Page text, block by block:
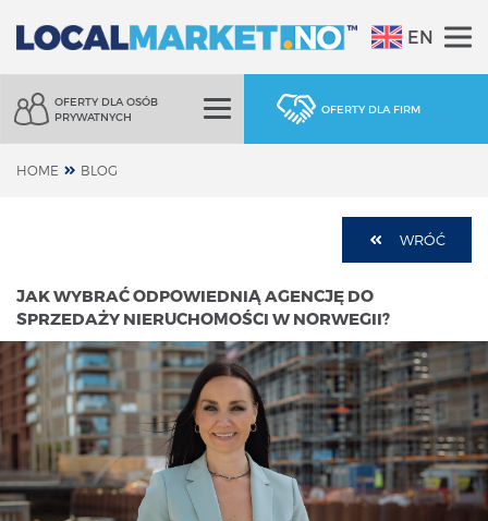
EN
OFERTY DLA OSÓB
PRYWATNYCH
OFERTY DLA FIRM
HOME BLOG
WRÓĆ
JAK WYBRAĆ ODPOWIEDNIĄ AGENCJĘ DO
SPRZEDAŻY NIERUCHOMOŚCI W NORWEGII?